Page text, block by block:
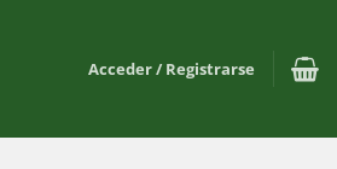
Acceder / Registrarse